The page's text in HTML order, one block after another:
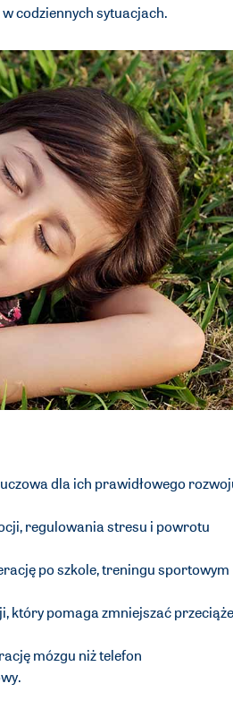
codziennych sytuacjach.
dla ich prawidłowego
regulowania stresu i powrotu
po szkole, treningu sportowym
który pomaga zmniejszać
mózgu niż telefon